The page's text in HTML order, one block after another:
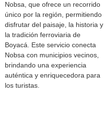
Nobsa, que ofrece un recorrido
único por la región, permitiendo
disfrutar del paisaje, la historia y
la tradición ferroviaria de
Boyacá. Este servicio conecta
Nobsa con municipios vecinos,
brindando una experiencia
auténtica y enriquecedora para
los turistas.